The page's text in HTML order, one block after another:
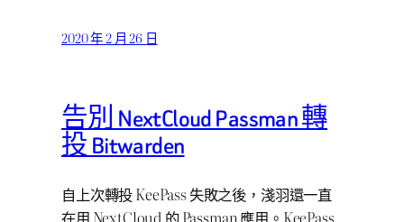
2020 年 2 月 26 日
告別 NextCloud Passman 轉
投 Bitwarden
自上次轉投 KeePass 失敗之後，淺羽還一直
在用 NextCloud 的 Passman 應用。KeePass